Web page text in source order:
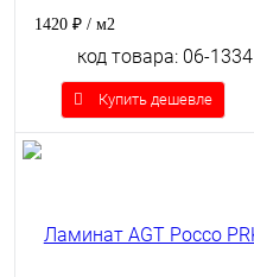
1420 ₽ / м2
код товара: 06-1334
Купить дешевле